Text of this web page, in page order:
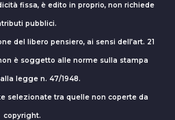
fissa, è edito in proprio, non richiede
pubblici.
del libero pensiero, ai sensi dell’art. 21
è soggetto alle norme sulla stampa
legge n. 47/1948.
selezionate tra quelle non coperte da
copyright.